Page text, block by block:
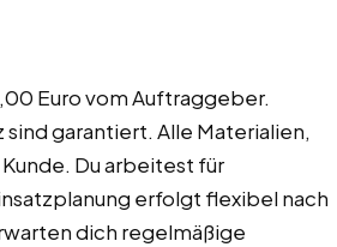
Euro vom Auftraggeber.
garantiert. Alle Materialien,
Du arbeitest für
erfolgt flexibel nach
dich regelmäßige